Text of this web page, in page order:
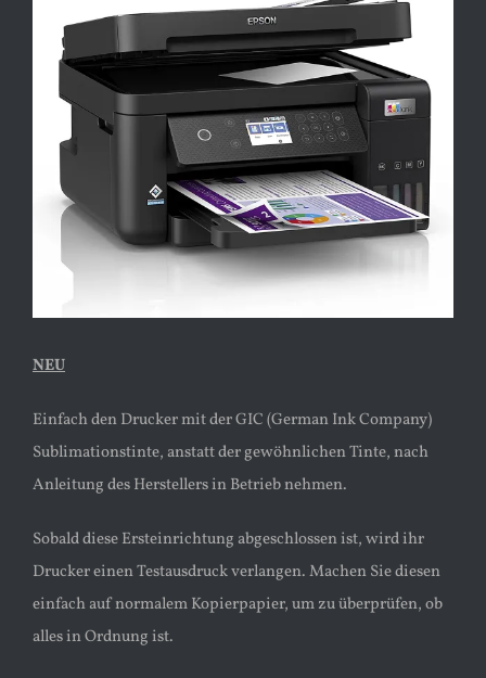
grösseres
Bild
NEU
Einfach den Drucker mit der GIC (German Ink Company)
Sublimationstinte, anstatt der gewöhnlichen Tinte, nach
Anleitung des Herstellers in Betrieb nehmen.
Sobald diese Ersteinrichtung abgeschlossen ist, wird ihr
Drucker einen Testausdruck verlangen. Machen Sie diesen
einfach auf normalem Kopierpapier, um zu überprüfen, ob
alles in Ordnung ist.